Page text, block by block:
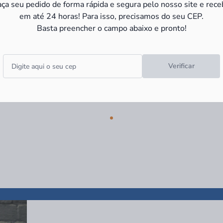
seu pedido de forma rápida e segura pelo nosso site e
em até 24 horas! Para isso, precisamos do seu CEP.
Basta preencher o campo abaixo e pronto!
Verificar
R$ 29,90 no PIX R$ 13,90 no PIX